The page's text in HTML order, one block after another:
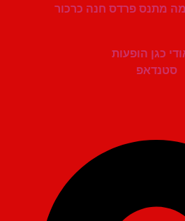
פרדס חנה כרכור